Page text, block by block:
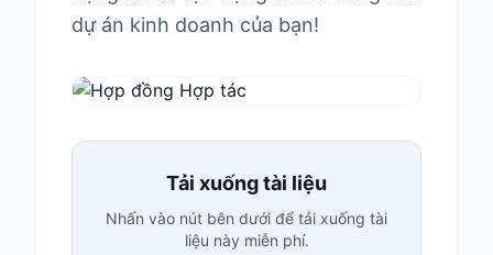
dự án kinh doanh của bạn!
Tải xuống tài liệu
Nhấn vào nút bên dưới để tải xuống tài
liệu này miễn phí.